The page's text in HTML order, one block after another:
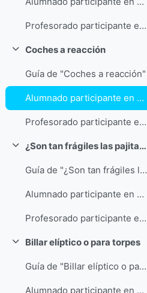
Profesorado participante en "Una prueba de fuerza"
Colapsar
Coches a reacción
Guía de "Coches a reacción"
Alumnado participante en "Coches a reacción"
Profesorado participante en "Coches a reacción"
Colapsar ¿Son tan frágiles las pajitas de sorber refrescos?
Guía de "¿Son tan frágiles las pajitas de sorber refrescos?"
Alumnado participante en "¿Son tan frágiles las pajitas de sorber refrescos?"
Profesorado participante en "¿Son tan frágiles las pajitas de sorber refrescos?"
Colapsar
Billar elíptico o para torpes
Guía de "Billar elíptico o para torpes"
Alumnado participante en "Billar elíptico o para torpes"